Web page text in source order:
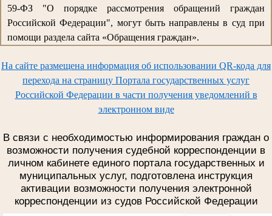
59-ФЗ "О порядке рассмотрения обращений граждан
Российской Федерации", могут быть направлены в суд при
помощи раздела сайта «Обращения граждан».
На сайте размещена информация об использовании QR-кода для
перехода на страницу Портала государственных услуг
Российской Федерации в части получения уведомлений в
электронном виде
В связи с необходимостью информирования граждан о
возможности получения судебной корреспонденции в
личном кабинете единого портала государственных и
муниципальных услуг, подготовлена инструкция
активации возможности получения электронной
корреспонденции из судов Российской Федерации